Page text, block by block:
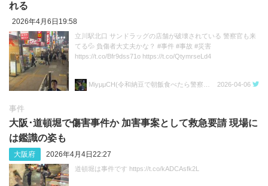
れる
2026年4月6日19:58
立川駅北口 サンドラッグの店舗が破壊されている 警察官も来
てる💦 負傷者大丈夫かな？ #事件 #事故 #災害
https://t.co/Bfr9dss71o https://t.co/QtymrseLd4
2026-04-06
事件
大阪･道頓堀で傷害事件か 加害事案として救急要請 現場に
は鑑識の姿も
大阪府 2026年4月4日22:27
道頓堀は事件です https://t.co/kADCAsfk2L